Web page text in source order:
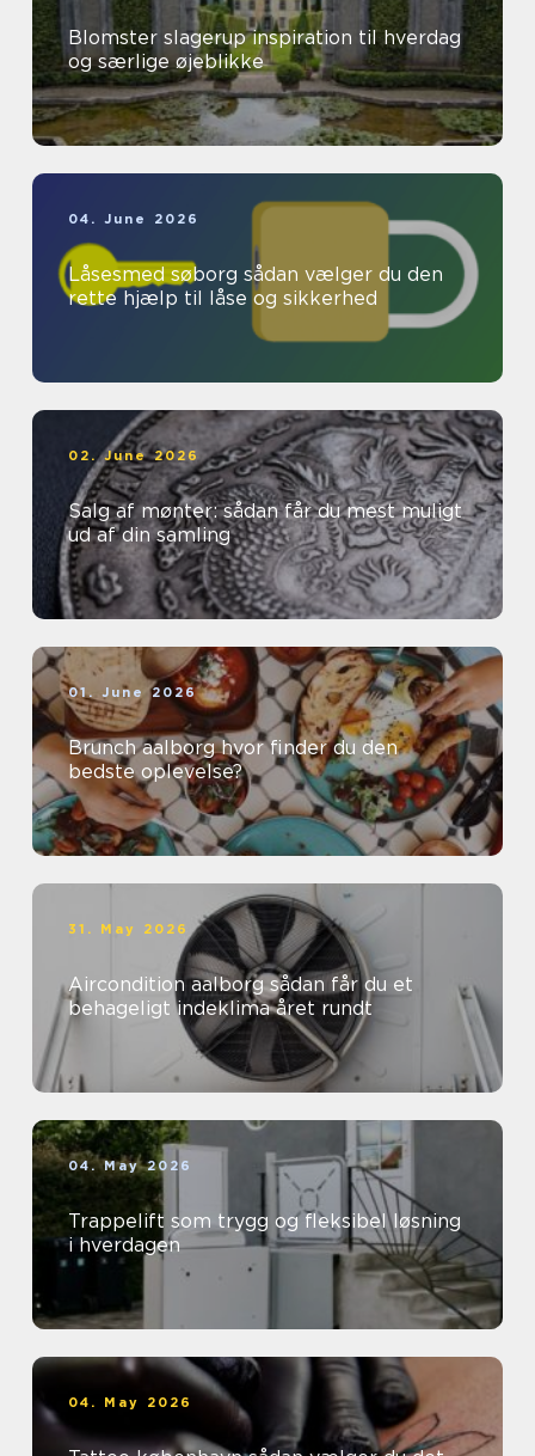
Blomster slagerup inspiration til hverdag
og særlige øjeblikke
04. June 2026
Låsesmed søborg sådan vælger du den
rette hjælp til låse og sikkerhed
02. June 2026
Salg af mønter: sådan får du mest muligt
ud af din samling
01. June 2026
Brunch aalborg hvor finder du den
bedste oplevelse?
31. May 2026
Aircondition aalborg sådan får du et
behageligt indeklima året rundt
04. May 2026
Trappelift som trygg og fleksibel løsning
i hverdagen
04. May 2026